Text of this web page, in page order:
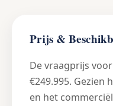
Prijs &
De vraagprijs
€249.995. Gezien
en het